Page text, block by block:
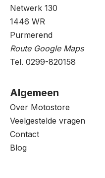
Netwerk 130
1446 WR
Purmerend
Route Google Maps
Tel. 0299-820158
Algemeen
Over Motostore
Veelgestelde vragen
Contact
Blog